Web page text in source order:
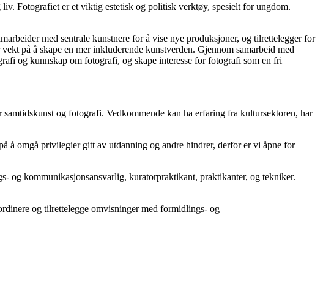
Fotografiet er et viktig estetisk og politisk verktøy, spesielt for ungdom.
med sentrale kunstnere for å vise nye produksjoner, og tilrettelegger for
på å skape en mer inkluderende kunstverden. Gjennom samarbeid med
og kunnskap om fotografi, og skape interesse for fotografi som en fri
og fotografi. Vedkommende kan ha erfaring fra kultursektoren, har
å omgå privilegier gitt av utdanning og andre hindrer, derfor er vi åpne for
og kommunikasjonsansvarlig, kuratorpraktikant, praktikanter, og tekniker.
og tilrettelegge omvisninger med formidlings- og